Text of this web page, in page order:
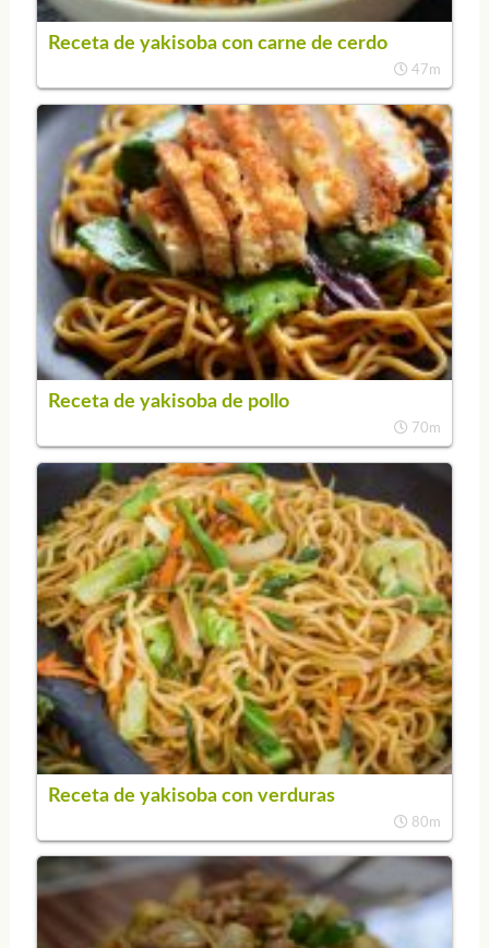
Receta de yakisoba con carne de cerdo
47m
Receta de yakisoba de pollo
70m
Receta de yakisoba con verduras
80m